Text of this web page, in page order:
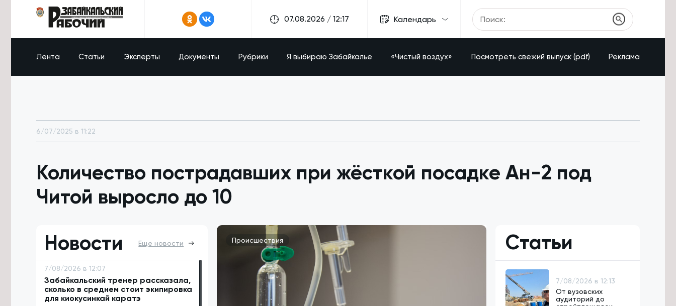
07.08.2026 / 12:17 Календарь
Лента Статьи Эксперты Документы Рубрики Я выбираю Забайкалье «Чистый воздух» Посмотреть свежий выпуск (pdf) Реклама
6/07/2025 в 11:22
Количество пострадавших при жёсткой посадке Ан-2 под
Читой выросло до 10
Новости
Еще новости
7/08/2026 в 12:07
Забайкальский тренер рассказала,
сколько в среднем стоит экипировка
для киокусинкай каратэ
Происшествия Статьи
7/08/2026 в 12:13
От вузовских
аудиторий до